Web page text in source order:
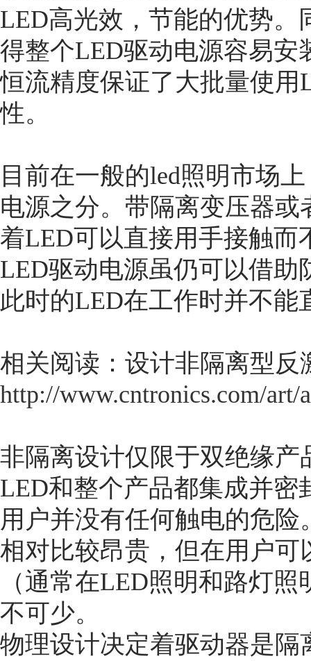
LED高光效，节能的优势
得整个LED驱动电源容易安
恒流精度保证了大批量使
性。
目前在一般的led照明市场
电源之分。带隔离变压器
着LED可以直接用手接触
LED驱动电源虽仍可以借
此时的LED在工作时并不能
相关阅读：设计非隔离型反
http://www.cntronics.com/art/
非隔离设计仅限于双绝缘
LED和整个产品都集成并
用户并没有任何触电的危
相对比较昂贵，但在用户
（通常在LED照明和路灯
不可少。
物理设计决定着驱动器是